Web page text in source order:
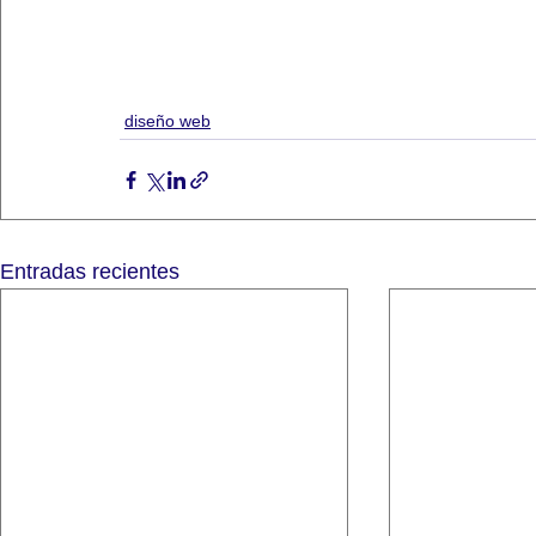
diseño web
Entradas recientes